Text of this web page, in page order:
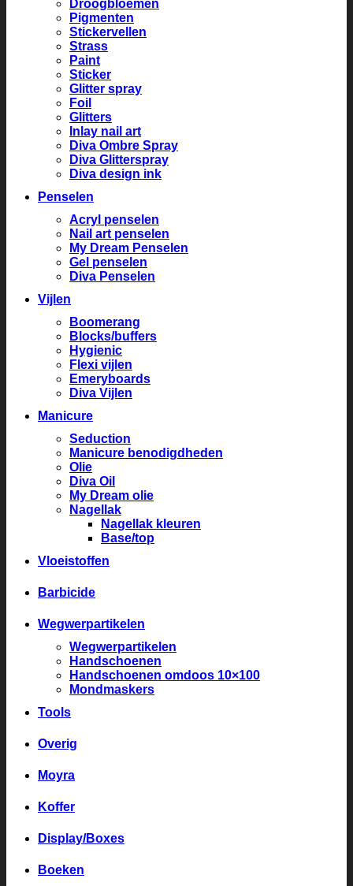
Droogbloemen
Pigmenten
Stickervellen
Strass
Paint
Sticker
Glitter spray
Foil
Glitters
Inlay nail art
Diva Ombre Spray
Diva Glitterspray
Diva design ink
Penselen
Acryl penselen
Nail art penselen
My Dream Penselen
Gel penselen
Diva Penselen
Vijlen
Boomerang
Blocks/buffers
Hygienic
Flexi vijlen
Emeryboards
Diva Vijlen
Manicure
Seduction
Manicure benodigdheden
Olie
Diva Oil
My Dream olie
Nagellak
Nagellak kleuren
Base/top
Vloeistoffen
Barbicide
Wegwerpartikelen
Wegwerpartikelen
Handschoenen
Handschoenen omdoos 10×100
Mondmaskers
Tools
Overig
Moyra
Koffer
Display/Boxes
Boeken